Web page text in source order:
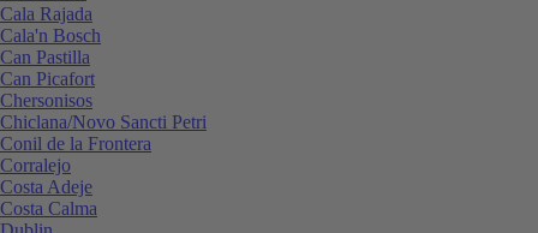
Cala Rajada
Cala'n Bosch
Can Pastilla
Can Picafort
Chersonisos
Chiclana/Novo Sancti Petri
Conil de la Frontera
Corralejo
Costa Adeje
Costa Calma